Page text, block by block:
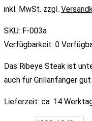
inkl. MwSt. zzgl.
SKU: F-003a
Verfügbarkeit: 0
Das Ribeye Steak ist
auch für Grillanfänger
Lieferzeit: ca. 14